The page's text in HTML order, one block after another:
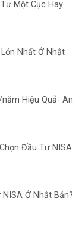
Một Cục Hay
Nhất Ở Nhật
Hiệu Quả- An
Đầu Tư NISA
Ở Nhật Bản?